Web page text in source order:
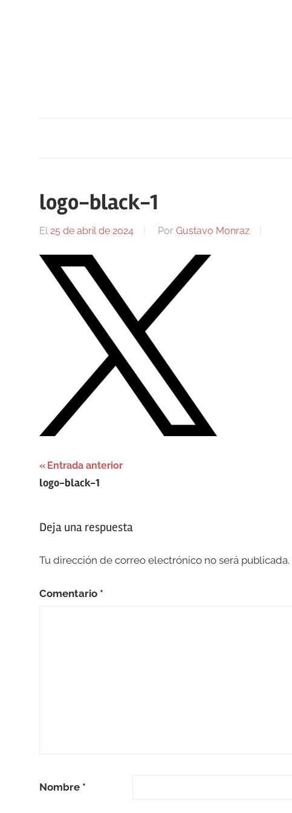
logo-black-1
El 25 de abril de 2024 Por Gustavo Monraz
Navegación
de
Entrada anterior
logo-black-1
Deja una respuesta
Tu dirección de correo electrónico no será publicada.
Comentario *
Nombre *